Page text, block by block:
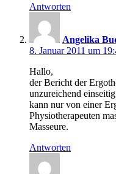
Antworten
Angelika
8. Januar 2011 um
Hallo,
der Bericht der
unzureichend
kann nur von einer
Physiotherapeuten
Masseure.
Antworten